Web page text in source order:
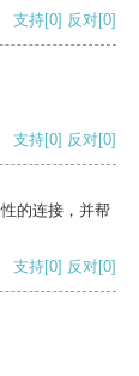
支持[0] 反对[0]
支持[0] 反对[0]
的连接，并帮
支持[0] 反对[0]